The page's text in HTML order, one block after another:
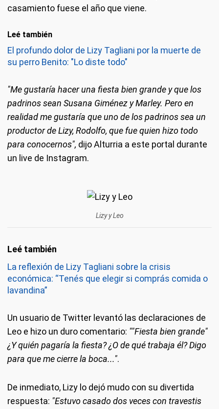
casamiento fuese el año que viene.
Leé también
El profundo dolor de Lizy Tagliani por la muerte de
su perro Benito: "Lo diste todo"
"Me gustaría hacer una fiesta bien grande y que los
padrinos sean Susana Giménez y Marley. Pero en
realidad me gustaría que uno de los padrinos sea un
productor de Lizy, Rodolfo, que fue quien hizo todo
para conocernos", dijo Alturria a este portal durante
un live de Instagram.
Lizy y Leo
La reflexión de Lizy Tagliani sobre la crisis
económica: “Tenés que elegir si comprás comida o
lavandina”
Un usuario de Twitter levantó las declaraciones de
Leo e hizo un duro comentario: ""Fiesta bien grande"
¿Y quién pagaría la fiesta? ¿O de qué trabaja él? Digo
para que me cierre la boca...".
De inmediato, Lizy lo dejó mudo con su divertida
respuesta: "Estuvo casado dos veces con travestis